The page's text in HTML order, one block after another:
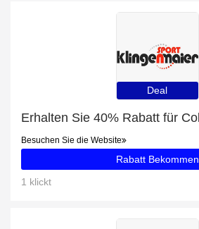
Deal
Besuchen Sie die Website
Rabatt Bekommen
1 klickt